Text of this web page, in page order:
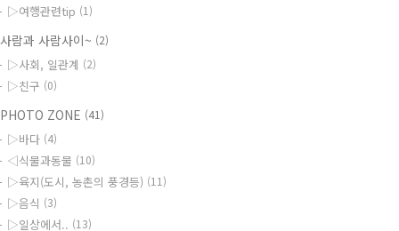
▷여행관련tip (1)
람과 사람사이~ (2)
▷사회, 일관계 (2)
▷친구 (0)
ZONE (41)
▷바다 (4)
◁식물과동물 (10)
▷육지(도시, 농촌의 풍경등) (11)
▷음식 (3)
▷일상에서.. (13)